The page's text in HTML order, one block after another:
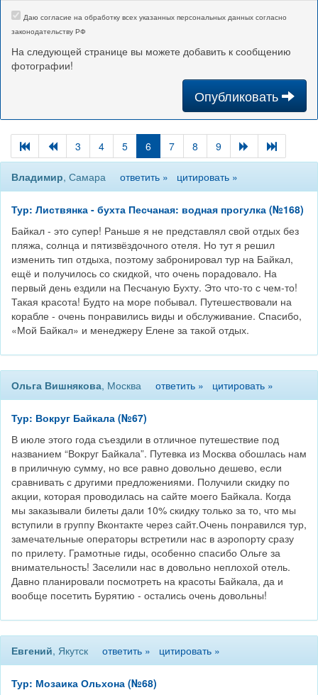
Даю согласие на обработку всех указанных персональных данных согласно
законодательству РФ
На следующей странице вы можете добавить к сообщению
фотографии!
Опубликовать
3 4 5 6 7 8 9
Владимир, Самара ответить » цитировать »
Тур: Листвянка - бухта Песчаная: водная прогулка (№168)
Байкал - это супер! Раньше я не представлял свой отдых без
пляжа, солнца и пятизвёздочного отеля. Но тут я решил
изменить тип отдыха, поэтому забронировал тур на Байкал,
ещё и получилось со скидкой, что очень порадовало. На
первый день ездили на Песчаную Бухту. Это что-то с чем-то!
Такая красота! Будто на море побывал. Путешествовали на
корабле - очень понравились виды и обслуживание. Спасибо,
«Мой Байкал» и менеджеру Елене за такой отдых.
Ольга Вишнякова, Москва ответить » цитировать »
Тур: Вокруг Байкала (№67)
В июле этого года съездили в отличное путешествие под
названием “Вокруг Байкала”. Путевка из Москва обошлась нам
в приличную сумму, но все равно довольно дешево, если
сравнивать с другими предложениями. Получили скидку по
акции, которая проводилась на сайте моего Байкала. Когда
мы заказывали билеты дали 10% скидку только за то, что мы
вступили в группу Вконтакте через сайт.Очень понравился тур,
замечательные операторы встретили нас в аэропорту сразу
по прилету. Грамотные гиды, особенно спасибо Ольге за
внимательность! Заселили нас в довольно неплохой отель.
Давно планировали посмотреть на красоты Байкала, да и
вообще посетить Бурятию - остались очень довольны!
Евгений, Якутск ответить » цитировать »
Тур: Мозаика Ольхона (№68)